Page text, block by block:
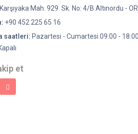
Karşıyaka Mah. 929. Sk. No: 4/B Altınordu -
+90 452 225 65 16
saatleri: Pazartesi - Cumartesi 09:00 -
et